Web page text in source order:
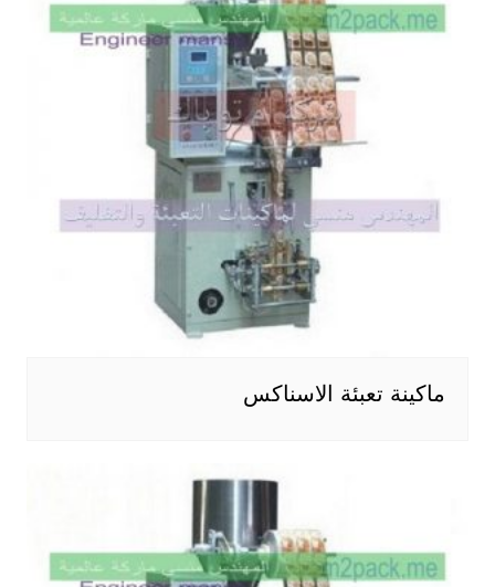
ماكينة تعبئة الاسناكس